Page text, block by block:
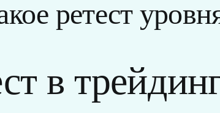
ретест
в